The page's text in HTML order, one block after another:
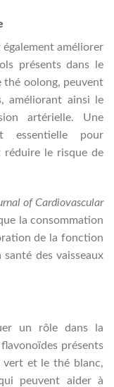
améliorer
présents dans le
thé oolong, peuvent
améliorant ainsi le
artérielle. Une
essentielle pour
le risque de
of Cardiovascular
la consommation
de la fonction
des vaisseaux
un rôle dans la
présents
et le thé blanc,
peuvent aider à